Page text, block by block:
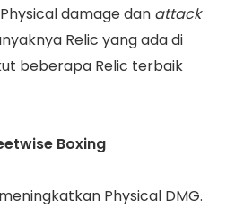
damage dan attack
Relic yang ada di
beberapa Relic terbaik
Boxing
Physical DMG.